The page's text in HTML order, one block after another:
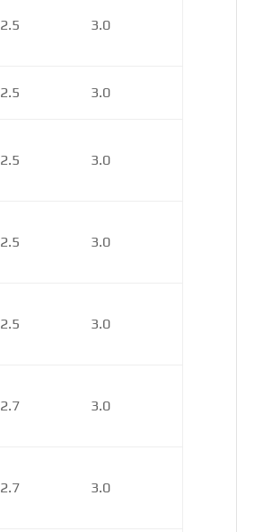
2.5 3.0
2.5 3.0
2.5 3.0
2.5 3.0
2.5 3.0
2.7 3.0
2.7 3.0